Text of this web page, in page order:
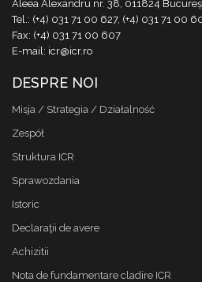
Aleea Alexandru nr. 38, 011824
Tel.: (+4) 031 71 00 627, (+4) 031 71 00
Fax: (+4) 031 71 00 607
E-mail: icr@icr.ro
DESPRE NOI
Misja / Strategia / Działalność
Zespół
Struktura ICR
Sprawozdania
Istoric
Declaraţii de avere
Achizitii
Nota de fundamentare cladire ICR